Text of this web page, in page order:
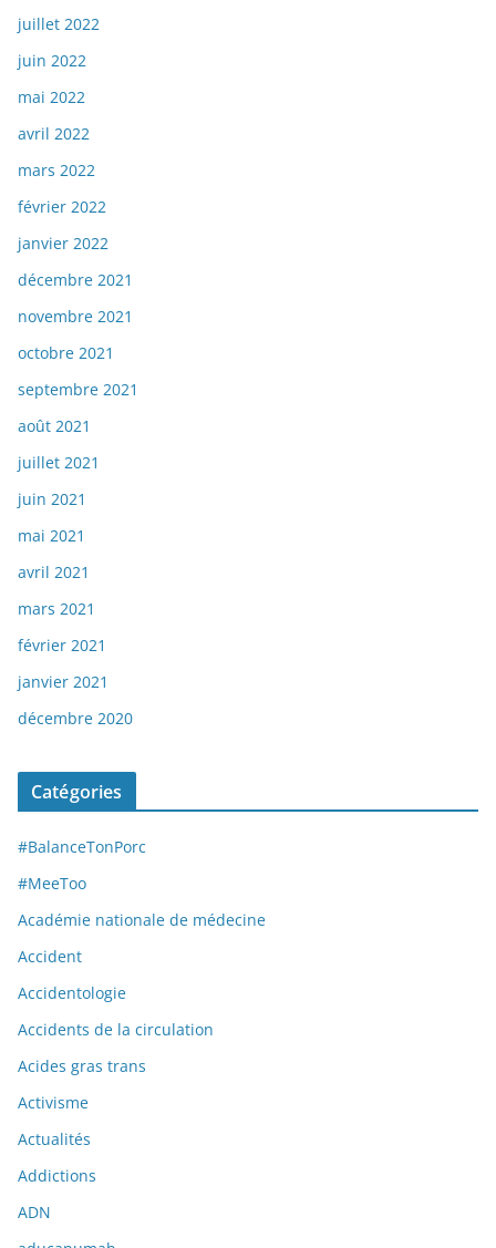
juillet 2022
juin 2022
mai 2022
avril 2022
mars 2022
février 2022
janvier 2022
décembre 2021
novembre 2021
octobre 2021
septembre 2021
août 2021
juillet 2021
juin 2021
mai 2021
avril 2021
mars 2021
février 2021
janvier 2021
décembre 2020
Catégories
#BalanceTonPorc
#MeeToo
Académie nationale de médecine
Accident
Accidentologie
Accidents de la circulation
Acides gras trans
Activisme
Actualités
Addictions
ADN